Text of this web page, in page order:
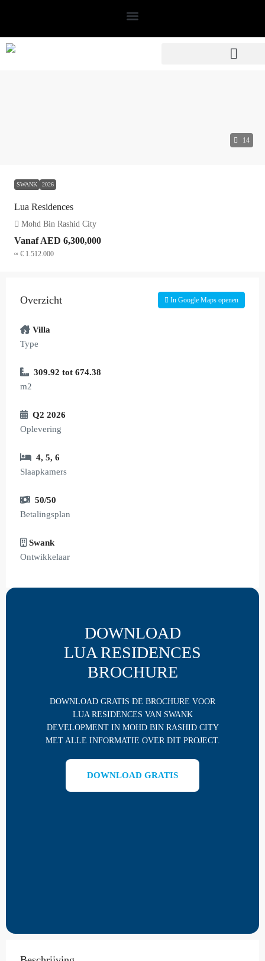
14
SWANK 2026
Lua Residences
Mohd Bin Rashid City
VanafAED 6,300,000
≈ € 1.512.000
Overzicht In Google Maps openen
Villa
Type
309.92 tot 674.38
m2
Q2 2026
Oplevering
4, 5, 6
Slaapkamers
50/50
Betalingsplan
Swank
Ontwikkelaar
DOWNLOAD
LUA RESIDENCES
BROCHURE
DOWNLOAD GRATIS DE BROCHURE VOOR
LUA RESIDENCES VAN SWANK
DEVELOPMENT IN MOHD BIN RASHID CITY
MET ALLE INFORMATIE OVER DIT PROJECT.
DOWNLOAD GRATIS